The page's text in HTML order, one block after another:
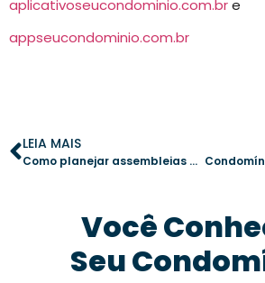
aplicativoseucondominio.com.bre
appseucondominio.com.br
LEIA MAIS
Como planejar assembleias extraordinárias de forma eficaz no seu condomínio
Você
Seu